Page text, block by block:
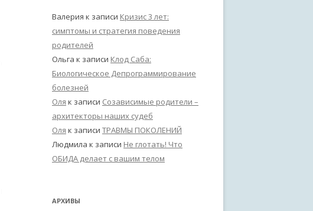
Валерия к записи Кризис 3 лет:
симптомы и стратегия поведения
родителей
Ольга к записи Клод Саба:
Биологическое Депрограммирование
болезней
Оля к записи Созависимые родители –
архитекторы наших судеб
Оля к записи ТРАВМЫ ПОКОЛЕНИЙ
Людмила к записи Не глотать! Что
ОБИДА делает с вашим телом
АРХИВЫ